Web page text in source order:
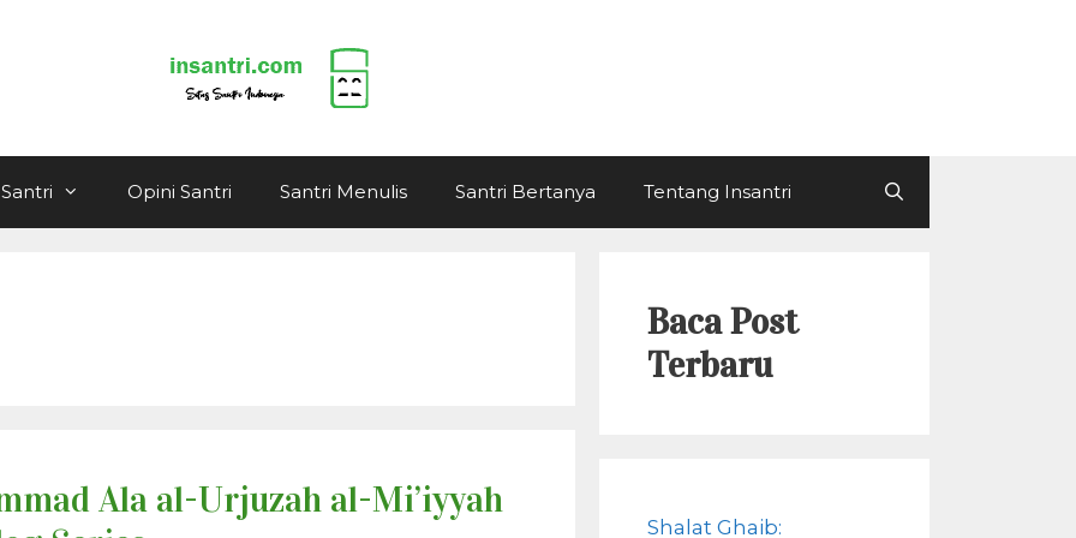
Opini Santri Santri Menulis Santri Bertanya Tentang Insantri
Ala al-Urjuzah al-Mi’iyyah
Baca Post
Terbaru
Shalat Ghaib: